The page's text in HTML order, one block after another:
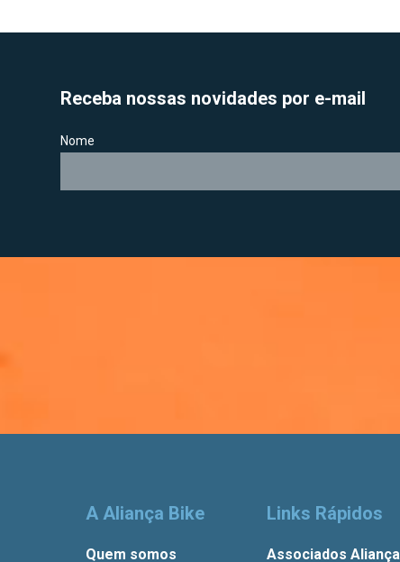
Receba nossas novidades por e-mail
Nome
A Aliança Bike
Quem somos
Links Rápidos
Associados Aliança